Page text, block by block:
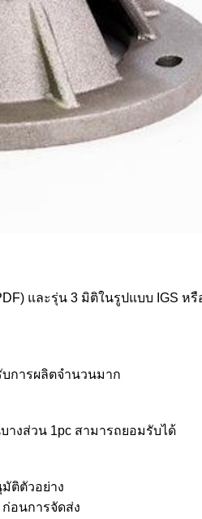
และรุ่น 3 มิติในรูปแบบ IGS ห
บการผลิตจํานวนมาก
งส่วน 1pc สามารถยอมรับได้
มัติตัวอย่าง
ก่อนการจัดส่ง